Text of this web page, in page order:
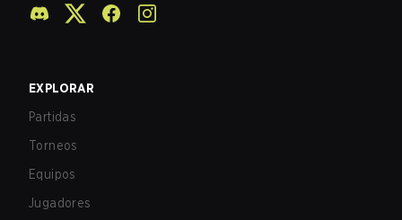
EXPLORAR
Partidas
Torneos
Equipos
Jugadores